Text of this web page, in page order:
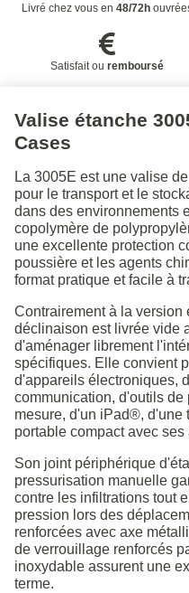
Livré chez vous en 48/72h
Satisfait ou remboursé
Valise étanche
Cases
La 3005E est une valise
pour le transport et le
dans des environnements
copolymère de
une excellente protection
poussière et les agents
format pratique et facile à
Contrairement à la version
déclinaison est livrée vide
d'aménager librement
spécifiques. Elle convient
d'appareils électroniques,
communication, d'outils
mesure, d'un iPad®, d'une
portable compact avec ses
Son joint périphérique
pressurisation manuelle
contre les infiltrations tout
pression lors des
renforcées avec axe
de verrouillage renforcés
inoxydable assurent une
terme.